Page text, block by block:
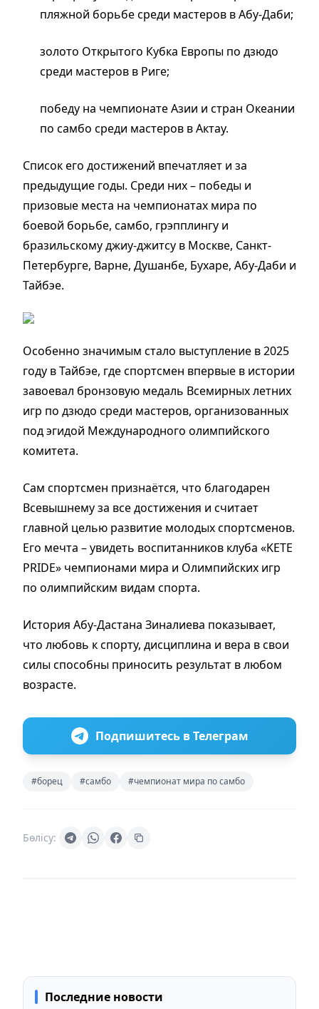
пляжной борьбе среди мастеров в Абу-Даби;
золото Открытого Кубка Европы по дзюдо
среди мастеров в Риге;
победу на чемпионате Азии и стран Океании
по самбо среди мастеров в Актау.
Список его достижений впечатляет и за
предыдущие годы. Среди них – победы и
призовые места на чемпионатах мира по
боевой борьбе, самбо, грэпплингу и
бразильскому джиу-джитсу в Москве, Санкт-
Петербурге, Варне, Душанбе, Бухаре, Абу-Даби и
Тайбэе.
Особенно значимым стало выступление в 2025
году в Тайбэе, где спортсмен впервые в истории
завоевал бронзовую медаль Всемирных летних
игр по дзюдо среди мастеров, организованных
под эгидой Международного олимпийского
комитета.
Сам спортсмен признаётся, что благодарен
Всевышнему за все достижения и считает
главной целью развитие молодых спортсменов.
Его мечта – увидеть воспитанников клуба «KETE
PRIDE» чемпионами мира и Олимпийских игр
по олимпийским видам спорта.
История Абу-Дастана Зиналиева показывает,
что любовь к спорту, дисциплина и вера в свои
силы способны приносить результат в любом
возрасте.
Подпишитесь в Телеграм
#борец #самбо #чемпионат мира по самбо
Бөлісу:
Последние новости